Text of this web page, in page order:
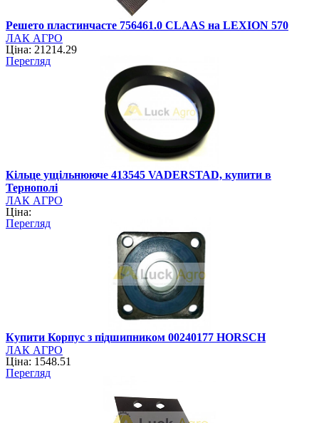
Решето пластинчасте 756461.0 CLAAS на LEXION 570
ЛАК АГРО
Ціна: 21214.29
Перегляд
Кільце ущільнююче 413545 VADERSTAD, купити в
Тернополі
ЛАК АГРО
Ціна:
Перегляд
Купити Корпус з підшипником 00240177 HORSCH
ЛАК АГРО
Ціна: 1548.51
Перегляд